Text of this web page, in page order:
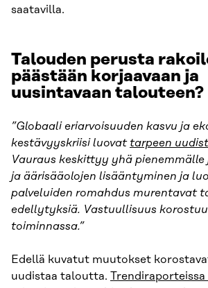
saatavilla.
Talouden perusta
päästään korjaavaan ja
uusintavaan talouteen?
”Globaali eriarvoisuuden kasvu ja
kestävyyskriisi luovat tarpeen
Vauraus keskittyy yhä pienemmälle
ja äärisääolojen lisääntyminen ja
palveluiden romahdus murentavat
edellytyksiä. Vastuullisuus
toiminnassa.”
Edellä kuvatut muutokset
uudistaa taloutta. Trendiraporteissa